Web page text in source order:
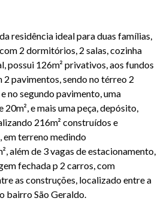
residência ideal para duas famílias,
2 dormitórios, 2 salas, cozinha
possui 126m² privativos, aos fundos
2 pavimentos, sendo no térreo 2
no segundo pavimento, uma
20m², e mais uma peça, depósito,
216m² construídos e
em terreno medindo
além de 3 vagas de estacionamento,
fechada p 2 carros, com
as construções, localizado entre a
bairro São Geraldo.